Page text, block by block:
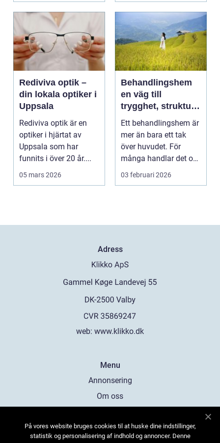
Rediviva optik –
din lokala optiker i
Uppsala
Rediviva optik är en
optiker i hjärtat av
Uppsala som har
funnits i över 20 år....
05 mars 2026
Behandlingshem
en väg till
trygghet, struktur
och förändring
Ett behandlingshem är
mer än bara ett tak
över huvudet. För
många handlar det om
att få en chans att...
03 februari 2026
Adress
web: www.klikko.dk
Menu
Annonsering
Om oss
Kontakta oss
På vores website bruges cookies til at huske dine indstillinger,
statistik og personalisering af indhold og annoncer. Denne